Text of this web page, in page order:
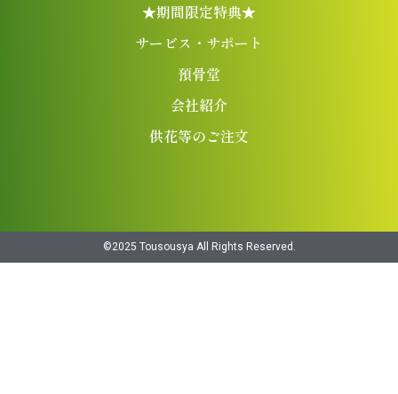
★期間限定特典★
サービス・サポート
預骨堂
会社紹介
供花等のご注文
©︎2025 Tousousya All Rights Reserved.